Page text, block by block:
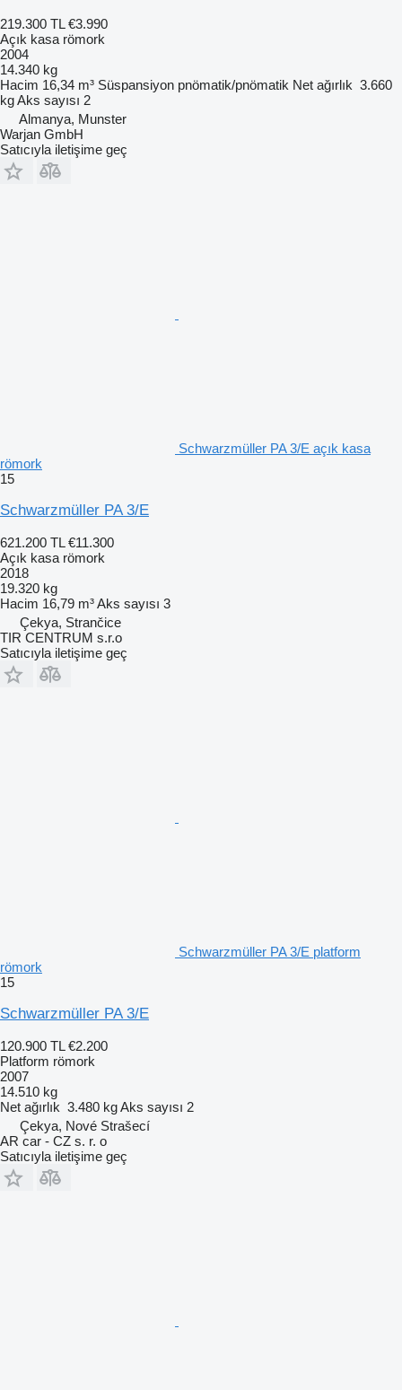
219.300 TL €3.990
Açık kasa römork
2004
14.340 kg
Hacim 16,34 m³ Süspansiyon pnömatik/pnömatik Net ağırlık 3.660
kgAks sayısı 2
Almanya, Munster
Warjan GmbH
Satıcıyla iletişime geç
Schwarzmüller PA 3/E açık kasa
römork
15
Schwarzmüller PA 3/E
621.200 TL €11.300
Açık kasa römork
2018
19.320 kg
Hacim 16,79 m³Aks sayısı 3
Çekya, Strančice
TIR CENTRUM s.r.o
Satıcıyla iletişime geç
Schwarzmüller PA 3/E platform
römork
15
Schwarzmüller PA 3/E
120.900 TL €2.200
Platform römork
2007
14.510 kg
Net ağırlık 3.480 kgAks sayısı 2
Çekya, Nové Strašecí
AR car - CZ s. r. o
Satıcıyla iletişime geç